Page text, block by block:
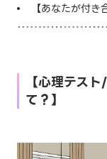
【あなたが付
【心理テス
て？】